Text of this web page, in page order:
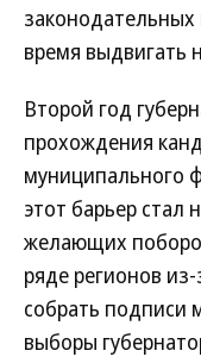
время выдвигать
Второй год
прохождения
муниципального
этот барьер
желающих
ряде регионов
собрать подписи
выборы